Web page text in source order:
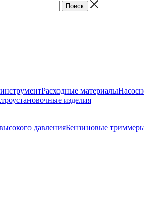
Расходные материалы
изделия
давленияБензиновые